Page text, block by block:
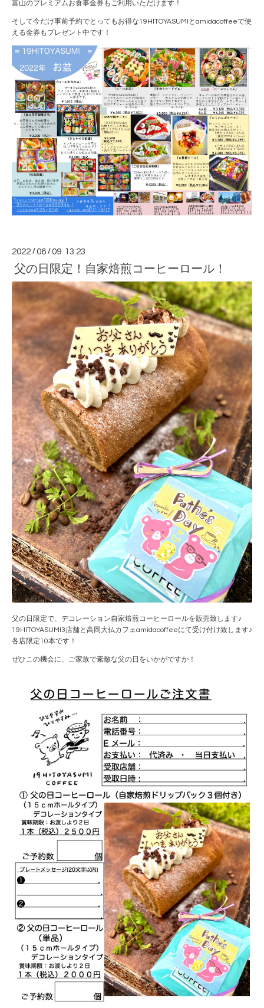
富山のプレミアムお食事金券もご利用いただけます！
そして今だけ事前予約でとってもお得な19HITOYASUMIとamidacoffeeで使
える金券もプレゼント中です！
2022 /06 /09 13:23
父の日限定！自家焙煎コーヒーロール！
父の日限定で、デコレーション自家焙煎コーヒーロールを販売致します♪
19HITOYASUMI3店舗と高岡大仏カフェamidacoffeeにて受け付け致します♪
各店限定10本です！
ぜひこの機会に、ご家族で素敵な父の日をいかがですか！